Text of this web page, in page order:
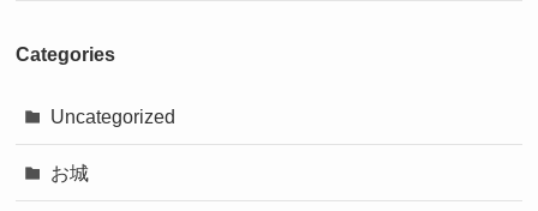
Categories
Uncategorized
お城